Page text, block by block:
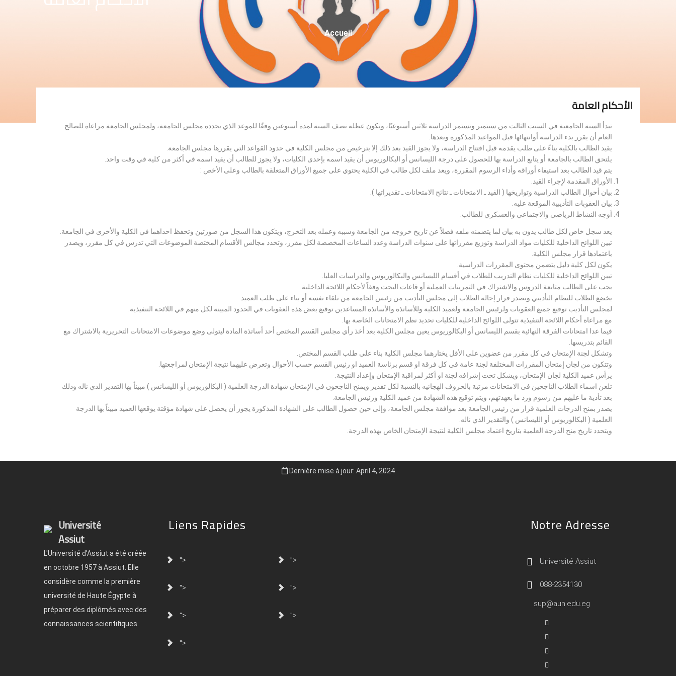
Fil
D'Ariane
Accueil
الأحكام العامة
تبدأ السنة الجامعية في السبت الثالث من سبتمبر وتستمر الدراسة ثلاثين أسبوعيًا، وتكون عطلة نصف السنة لمدة أسبوعين وفقًا للموعد الذي يحدده مجلس الجامعة، ولمجلس الجامعة مراعاة للصالح
العام أن يقرر بدء الدراسة أوانتهائها قبل المواعيد المذكورة وبعدها.
يقيد الطالب بالكلية بناءً على طلب يقدمه قبل افتتاح الدراسة، ولا يجوز القيد بعد ذلك إلا بترخيص من مجلس الكلية في حدود القواعد التي يقررها مجلس الجامعة.
يلتحق الطالب بالجامعة أو يتابع الدراسة بها للحصول على درجة الليسانس أو البكالوريوس أن يقيد اسمه بإحدى الكليات، ولا يجوز للطالب أن يقيد اسمه في أكثر من كلية في وقت واحد.
يتم قيد الطالب بعد استيفاء أوراقه وأداء الرسوم المقررة، ويعد ملف لكل طالب في الكلية يحتوي على جميع الأوراق المتعلقة بالطالب وعلى الأخص :
الأوراق المقدمة لإجراء القيد.
بيان أحوال الطالب الدراسية وتواريخها ( القيد ـ الامتحانات ـ نتائح الامتحانات ـ تقديراتها ).
بيان العقوبات التأديبية الموقعة عليه.
أوجه النشاط الرياضي والاجتماعي والعسكري للطالب.
يعد سجل خاص لكل طالب يدون به بيان لما يتضمنه ملفه فضلاً عن تاريخ خروجه من الجامعة وسببه وعمله بعد التخرج، ويتكون هذا السجل من صورتين وتحفظ احداهما في الكلية والأخرى في الجامعة.
تبين اللوائح الداخلية للكليات مواد الدراسة وتوزيع مقرراتها على سنوات الدراسة وعدد الساعات المخصصة لكل مقرر، وتحدد مجالس الأقسام المختصة الموضوعات التي تدرس في كل مقرر، ويصدر
باعتمادها قرار مجلس الكلية.
يكون لكل كلية دليل يتضمن محتوى المقررات الدراسية.
تبين اللوائح الداخلية للكليات نظام التدريب للطلاب في أقسام الليسانس والبكالوريوس والدراسات العليا.
يجب على الطالب متابعة الدروس والاشتراك في التمرينات العملية أو قاعات البحث وفقاً لأحكام اللائحة الداخلية.
يخضع الطلاب للنظام التأديبي ويصدر قرار إحالة الطلاب إلى مجلس التأديب من رئيس الجامعة من تلقاء نفسه أو بناء على طلب العميد.
لمجلس التأديب توقيع جميع العقوبات ولرئيس الجامعة ولعميد الكلية وللأساتذة والأساتذة المساعدين توقيع بعض هذه العقوبات في الحدود المبينة لكل منهم في اللائحة التنفيذية.
مع مراعاة أحكام اللائحة التنفيذية تتولى اللوائح الداخلية للكليات تحديد نظم الامتحانات الخاصة بها.
فيما عدا امتحانات الفرقة النهائية بقسم الليسانس أو البكالوريوس يعين مجلس الكلية بعد أخذ رأي مجلس القسم المختص أحد أساتذة المادة ليتولى وضع موضوعات الامتحانات التحريرية بالاشتراك مع
القائم بتدريسها.
وتشكل لجنة الإمتحان في كل مقرر من عضوين على الأقل يختارهما مجلس الكلية بناء على طلب القسم المختص.
وتتكون من لجان إمتحان المقررات المختلفة لجنة عامة في كل فرقة او قسم برئاسة العميد او رئيس القسم حسب الأحوال وتعرض عليهما نتيجة الإمتحان لمراجعتها.
يرأس عميد الكلية لجان الإمتحان، ويشكل تحت إشرافه لجنة او أكثر لمراقبة الإمتحان وإعداد النتيجة.
تلعن اسماء الطلاب الناجحين فى الامتحانات مرتبة بالحروف الهجائيه بالنسبة لكل تقدير ويمنح الناجحون في الإمتحان شهادة الدرجة العلمية ( البكالوريوس أو الليسانس ) مبيناً بها التقدير الذي ناله وذلك
بعد تأدية ما عليهم من رسوم ورد ما بعهدتهم، ويتم توقيع هذه الشهادة من عميد الكلية ورئيس الجامعة.
يصدر بمنح الدرجات العلمية قرار من رئيس الجامعة بعد موافقة مجلس الجامعة، وإلى حين حصول الطالب على الشهادة المذكورة يجوز أن يحصل على شهادة مؤقتة يوقعها العميد مبيناً بها الدرجة
العلمية ( البكالوريوس أو الليسانس ) والتقدير الذي ناله.
ويتحدد تاريخ منح الدرجة العلمية بتاريخ اعتماد مجلس الكلية لنتيجة الإمتحان الخاص بهذه الدرجة.
Dernière mise à jour: April 4, 2024
Université
Assiut
L'Université d'Assiut a été créée
en octobre 1957 à Assiut. Elle
considère comme la première
université de Haute Égypte à
préparer des diplômés avec des
connaissances scientifiques.
Liens Rapides
"> ">
"> ">
"> ">
">
Notre Adresse
Université Assiut
088-2354130
sup@aun.edu.eg